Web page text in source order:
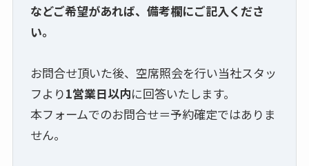
などご希望があれば、備考欄にご記入くださ
い。
お問合せ頂いた後、空席照会を行い当社スタッ
フより1営業日以内に回答いたします。
本フォームでのお問合せ＝予約確定ではありま
せん。